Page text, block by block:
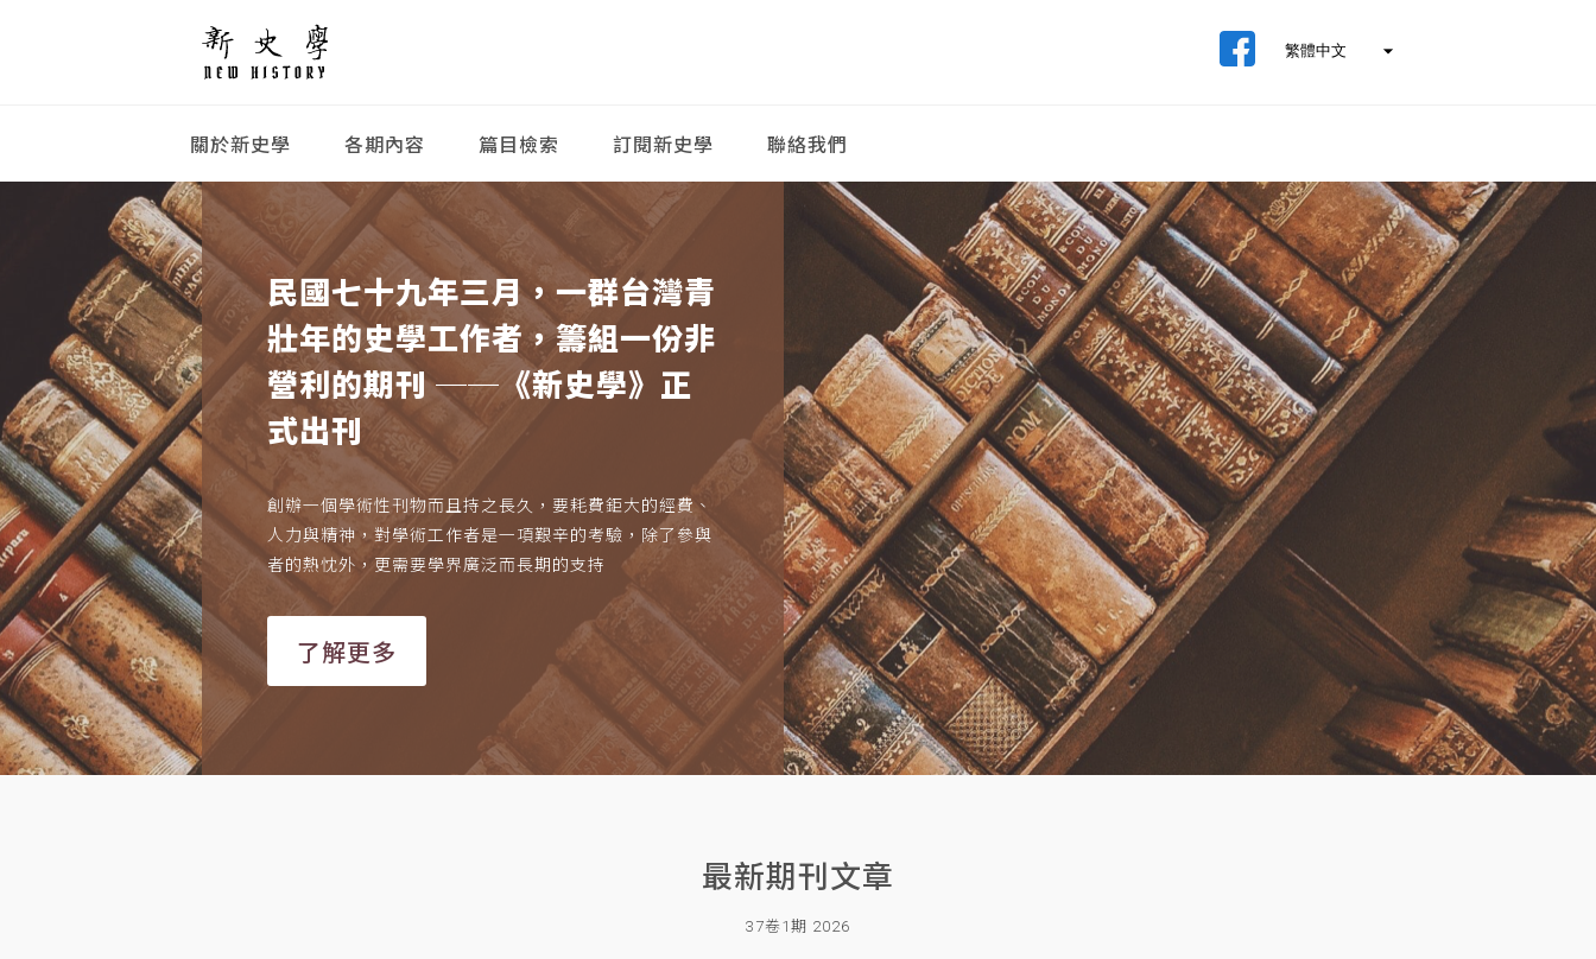
關於新史學 各期內容 篇目檢索 訂閱新史學 聯絡我們
民國七十九年三月，一群台灣青
壯年的史學工作者，籌組一份非
營利的期刊 ──《新史學》正
式出刊
創辦一個學術性刊物而且持之長久，要耗費鉅大的經費、
人力與精神，對學術工作者是一項艱辛的考驗，除了參與
者的熱忱外，更需要學界廣泛而長期的支持
了解更多
最新期刊文章
37卷1期 2026